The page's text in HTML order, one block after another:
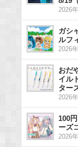
2026
ガシ
ルフ
2026
おだ
イル
ター
2026
100
ーズ
2026